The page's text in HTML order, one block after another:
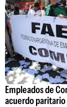
Empleados de
acuerdo